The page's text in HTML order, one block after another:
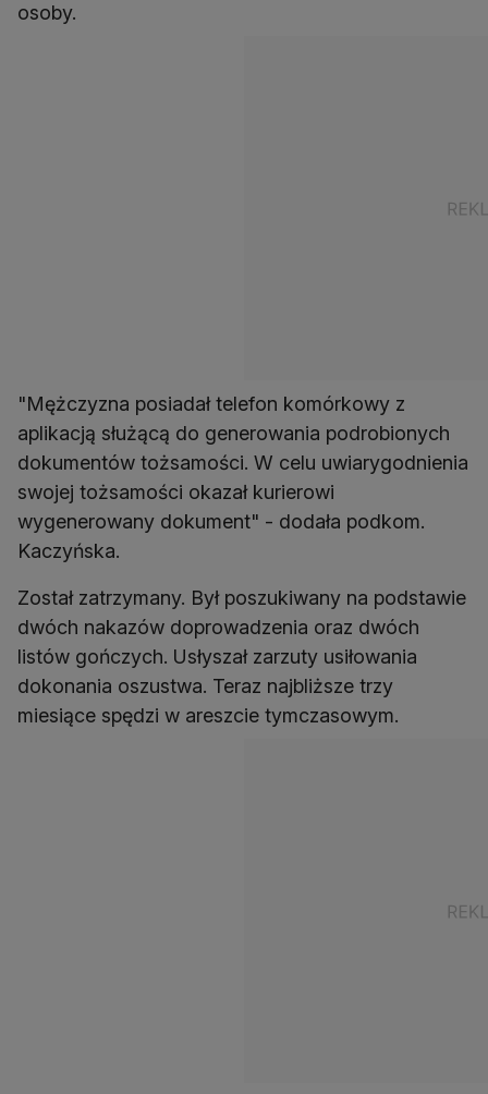
osoby.
"Mężczyzna posiadał telefon komórkowy z
aplikacją służącą do generowania podrobionych
dokumentów tożsamości. W celu uwiarygodnienia
swojej tożsamości okazał kurierowi
wygenerowany dokument" - dodała podkom.
Kaczyńska.
Został zatrzymany. Był poszukiwany na podstawie
dwóch nakazów doprowadzenia oraz dwóch
listów gończych. Usłyszał zarzuty usiłowania
dokonania oszustwa. Teraz najbliższe trzy
miesiące spędzi w areszcie tymczasowym.